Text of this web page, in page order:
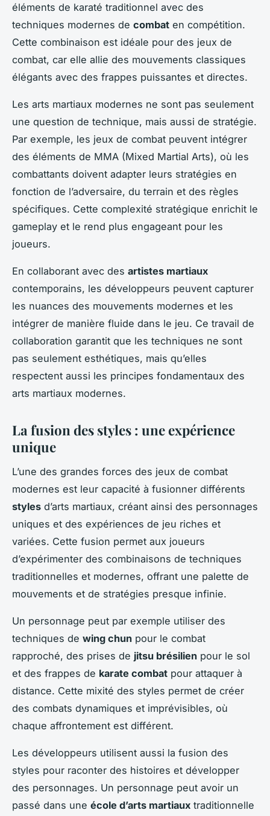
éléments de karaté traditionnel avec des
techniques modernes de combat en compétition.
Cette combinaison est idéale pour des jeux de
combat, car elle allie des mouvements classiques
élégants avec des frappes puissantes et directes.
Les arts martiaux modernes ne sont pas seulement
une question de technique, mais aussi de stratégie.
Par exemple, les jeux de combat peuvent intégrer
des éléments de MMA (Mixed Martial Arts), où les
combattants doivent adapter leurs stratégies en
fonction de l’adversaire, du terrain et des règles
spécifiques. Cette complexité stratégique enrichit le
gameplay et le rend plus engageant pour les
joueurs.
En collaborant avec des artistes martiaux
contemporains, les développeurs peuvent capturer
les nuances des mouvements modernes et les
intégrer de manière fluide dans le jeu. Ce travail de
collaboration garantit que les techniques ne sont
pas seulement esthétiques, mais qu’elles
respectent aussi les principes fondamentaux des
arts martiaux modernes.
La fusion des styles : une expérience
unique
L’une des grandes forces des jeux de combat
modernes est leur capacité à fusionner différents
styles d’arts martiaux, créant ainsi des personnages
uniques et des expériences de jeu riches et
variées. Cette fusion permet aux joueurs
d’expérimenter des combinaisons de techniques
traditionnelles et modernes, offrant une palette de
mouvements et de stratégies presque infinie.
Un personnage peut par exemple utiliser des
techniques de wing chun pour le combat
rapproché, des prises de jitsu brésilien pour le sol
et des frappes de karate combat pour attaquer à
distance. Cette mixité des styles permet de créer
des combats dynamiques et imprévisibles, où
chaque affrontement est différent.
Les développeurs utilisent aussi la fusion des
styles pour raconter des histoires et développer
des personnages. Un personnage peut avoir un
passé dans une école d’arts martiaux traditionnelle